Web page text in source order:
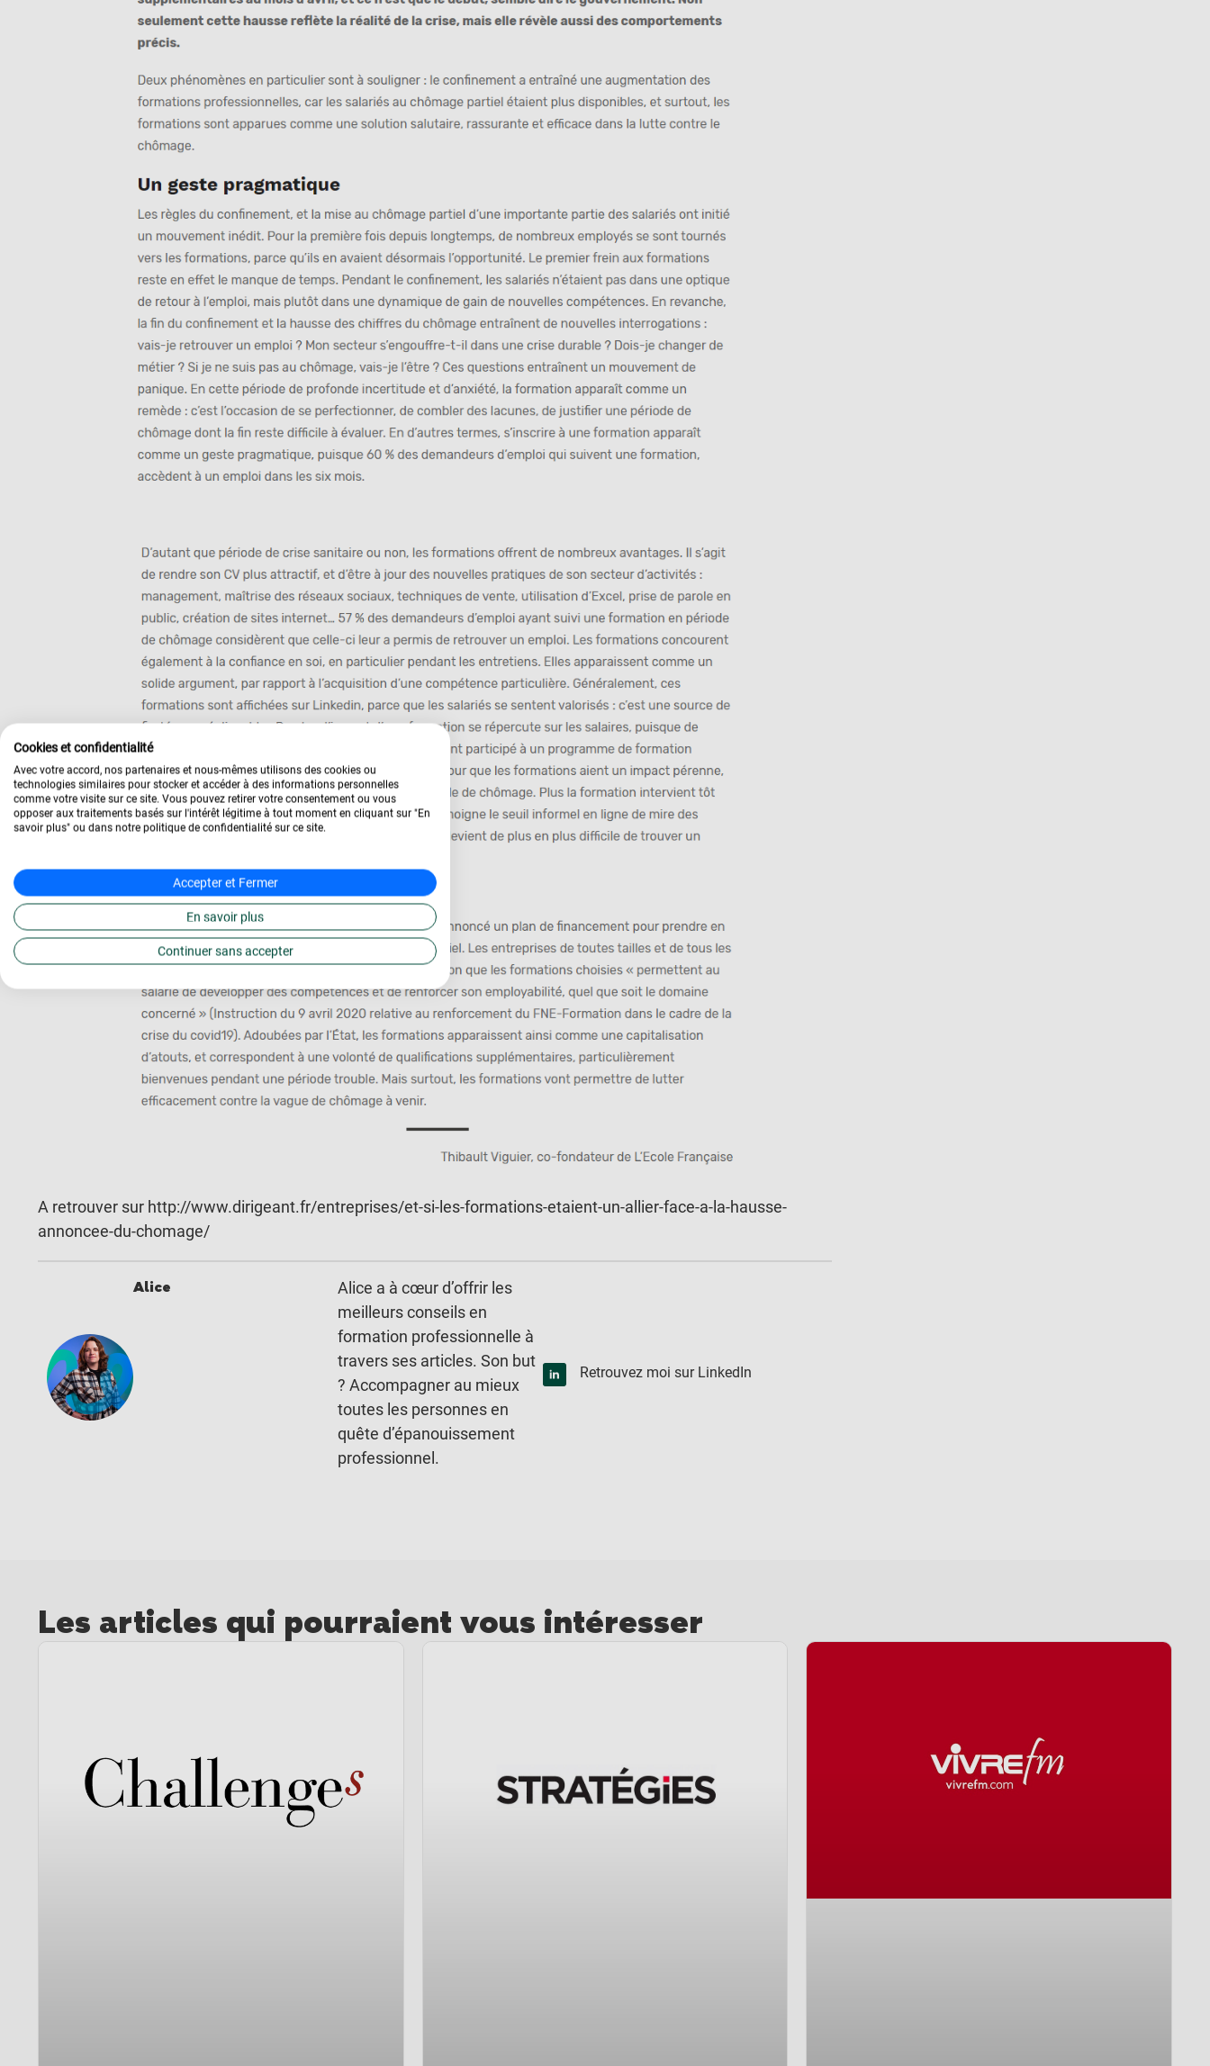
A retrouver sur http://www.dirigeant.fr/entreprises/et-si-les-formations-etaient-un-allier-face-a-la-hausse-
annoncee-du-chomage/
Alice
Alice a à cœur d’offrir les
meilleurs conseils en
formation professionnelle à
travers ses articles. Son but
? Accompagner au mieux
toutes les personnes en
quête d’épanouissement
professionnel.
Retrouvez moi sur LinkedIn
Les articles qui pourraient vous intéresser
Cookies et confidentialité
Avec votre accord, nos partenaires et nous-mêmes utilisons des cookies ou
technologies similaires pour stocker et accéder à des informations personnelles
comme votre visite sur ce site. Vous pouvez retirer votre consentement ou vous
opposer aux traitements basés sur l'intérêt légitime à tout moment en cliquant sur "En
savoir plus" ou dans notre politique de confidentialité sur ce site.
Accepter et Fermer
En savoir plus
Continuer sans accepter